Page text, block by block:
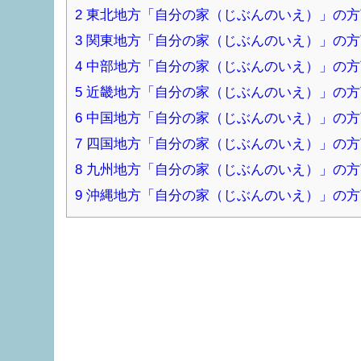
2 東北地方「自分の家（じぶんのいえ）」の
3 関東地方「自分の家（じぶんのいえ）」の
4 中部地方「自分の家（じぶんのいえ）」の
5 近畿地方「自分の家（じぶんのいえ）」の
6 中国地方「自分の家（じぶんのいえ）」の
7 四国地方「自分の家（じぶんのいえ）」の
8 九州地方「自分の家（じぶんのいえ）」の
9 沖縄地方「自分の家（じぶんのいえ）」の